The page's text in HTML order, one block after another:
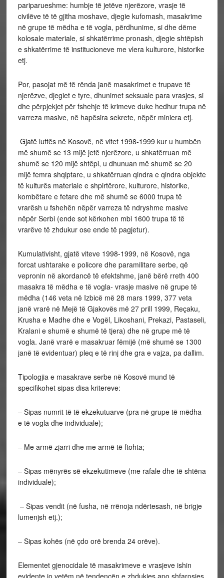
pariparueshme: humbje të jetëve njerëzore, vrasje të
civilëve të të gjitha moshave, djegie kufomash, masakrime
në grupe të mëdha e të vogla, përdhunime, si dhe dëme
kolosale materiale, si shkatërrime pronash, djegie shtëpish
e shkatërrime të institucioneve me vlera kulturore, historike
etj.
Por, pasojat më të rënda janë masakrimet e trupave të
njerëzve, djegiet e tyre, dhunimet seksuale para vrasjes, si
dhe përpjekjet për fshehje të krimeve duke hedhur trupa në
varreza masive, në hapësira sekrete, nëpër miniera etj.
Gjatë luftës në Kosovë, në vitet 1998-1999 kur u humbën
më shumë se 13 mijë jetë njerëzore, u shkatërruan më
shumë se 120 mijë shtëpi, u dhunuan më shumë se 20
mijë femra shqiptare, u shkatërruan qindra e qindra objekte
të kulturës materiale e shpirtërore, kulturore, historike,
kombëtare e fetare dhe më shumë se 6000 trupa të
vrarësh u fshehën nëpër varreza të ndryshme masive
nëpër Serbi (ende sot kërkohen mbi 1600 trupa të të
vrarëve të zhdukur ose ende të pagjetur).
Kumulativisht, gjatë viteve 1998-1999, në Kosovë, nga
forcat ushtarake e policore dhe paramilitare serbe, që
vepronin në akordancë të efektshme, janë bërë rreth 400
masakra të mëdha e të vogla- vrasje masive në grupe të
mëdha (146 veta në Izbicë më 28 mars 1999, 377 veta
janë vrarë në Mejë të Gjakovës më 27 prill 1999, Reçaku,
Krusha e Madhe dhe e Vogël, Likoshani, Prekazi, Pastaseli,
Kralani e shumë e shumë të tjera) dhe në grupe më të
vogla. Janë vrarë e masakruar fëmijë (më shumë se 1300
janë të evidentuar) pleq e të rinj dhe gra e vajza, pa dallim.
Tipologjia e masakrave serbe në Kosovë mund të
specifikohet sipas disa kritereve:
– Sipas numrit të të ekzekutuarve (pra në grupe të mëdha
e të vogla dhe individuale);
– Me armë zjarri dhe me armë të ftohta;
– Sipas mënyrës së ekzekutimeve (me rafale dhe të shtëna
individuale);
– Sipas vendit (në fusha, në rrënoja ndërtesash, në brigje
lumenjsh etj.);
– Sipas kohës (në çdo orë brenda 24 orëve).
Elementet gjenocidale të masakrimeve e vrasjeve ishin